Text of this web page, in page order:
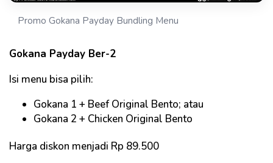
Promo Gokana Payday Bundling Menu
Gokana Payday Ber-2
Isi menu bisa pilih:
Gokana 1 + Beef Original Bento; atau
Gokana 2 + Chicken Original Bento
Harga diskon menjadi Rp 89.500